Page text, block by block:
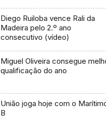
Diego Ruiloba vence Rali da
Madeira pelo 2.º ano
consecutivo (vídeo)
Miguel Oliveira consegue
qualificação do ano
União joga hoje com o
B